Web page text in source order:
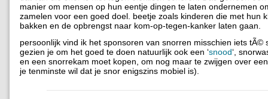
manier om mensen op hun eentje dingen te laten ondernemen
zamelen voor een goed doel. beetje zoals kinderen die met hun
bakken en de opbrengst naar kom-op-tegen-kanker laten gaan.
persoonlijk vind ik het sponsoren van snorren misschien iets tÃ©
gezien je om het goed te doen natuurlijk ook een ‘snood‘,
en een snorrekam moet kopen, om nog maar te zwijgen over
je tenminste wil dat je snor enigszins mobiel is).